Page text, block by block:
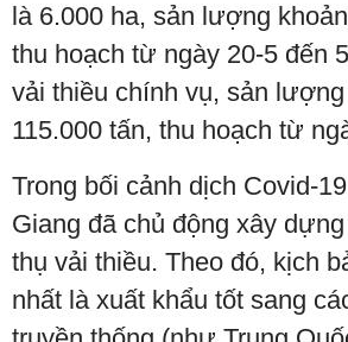
là 6.000 ha, sản lượng
thu hoạch từ ngày 20-5 đến
vải thiều chính vụ, sản
115.000 tấn, thu hoạch từ
Trong bối cảnh dịch Covid-
Giang đã chủ động xây
thụ vải thiều. Theo đó, kịch
nhất là xuất khẩu tốt sang